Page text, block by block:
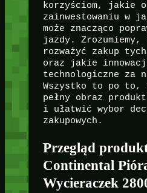
korzyściom, jakie
zainwestowaniu w
może znacząco
jazdy. Zrozumiemy,
rozważyć zakup
oraz jakie
technologiczne za
Wszystko to po to,
pełny obraz
i ułatwić wybor
zakupowych.
Przegląd
Continental
Wycieraczek